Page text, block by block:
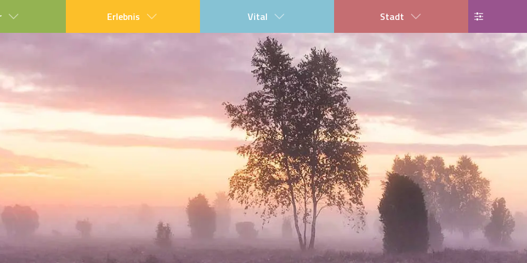
Erlebnis Vital Stadt